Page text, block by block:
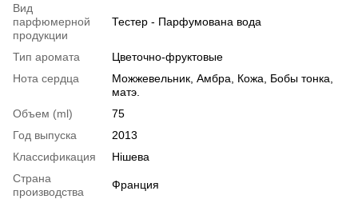
Вид
парфюмерной
продукции
Тестер - Парфумована вода
Тип аромата
Цветочно-фруктовые
Нота сердца
Можжевельник, Амбра, Кожа, Бобы тонка,
матэ.
Объем (ml)
75
Год выпуска
2013
Классификация
Нішева
Страна
производства
Франция